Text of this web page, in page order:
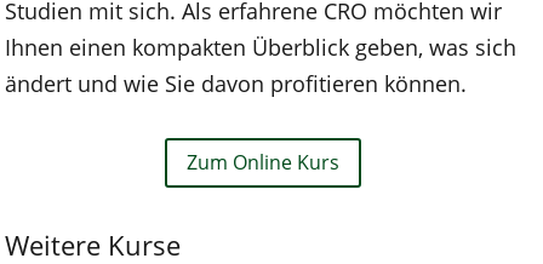
Studien mit sich. Als erfahrene CRO möchten wir
Ihnen einen kompakten Überblick geben, was sich
ändert undwie Sie davon profitieren können.
Zum Online Kurs
Weitere Kurse